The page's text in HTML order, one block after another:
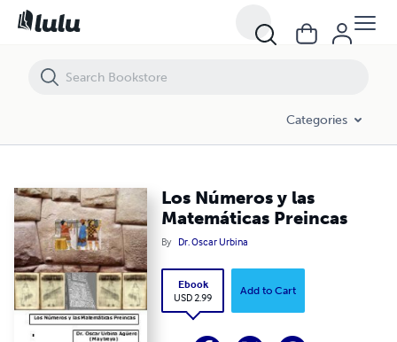
Categories
Los Números y las
Matemáticas Preincas
By Dr. Oscar Urbina
Ebook
USD 2.99
Add to Cart
Los Números y las Matemáticas Preincas